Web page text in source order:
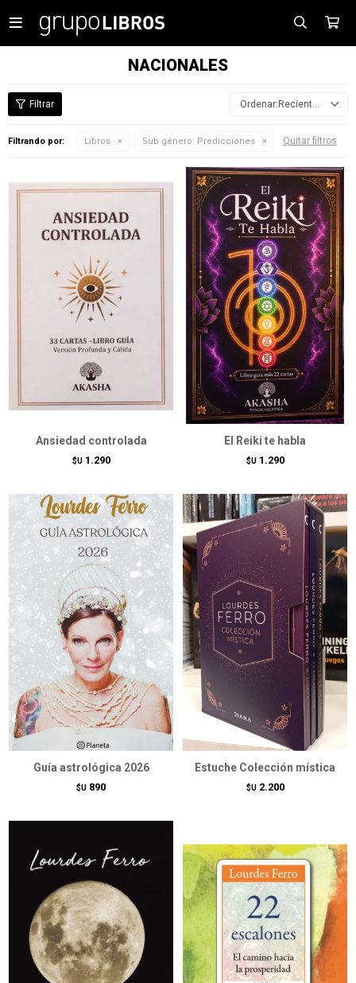

NACIONALES
Recientes
Filtrando por: Libros Sub género: Predicciones Quitar filtros
Ansiedad controlada
$U 1.290
El Reiki te habla
$U 1.290
Guía astrológica 2026
$U 890
Estuche Colección mística
$U 2.200